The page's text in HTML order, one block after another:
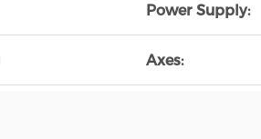
Power Supply:
Axes: